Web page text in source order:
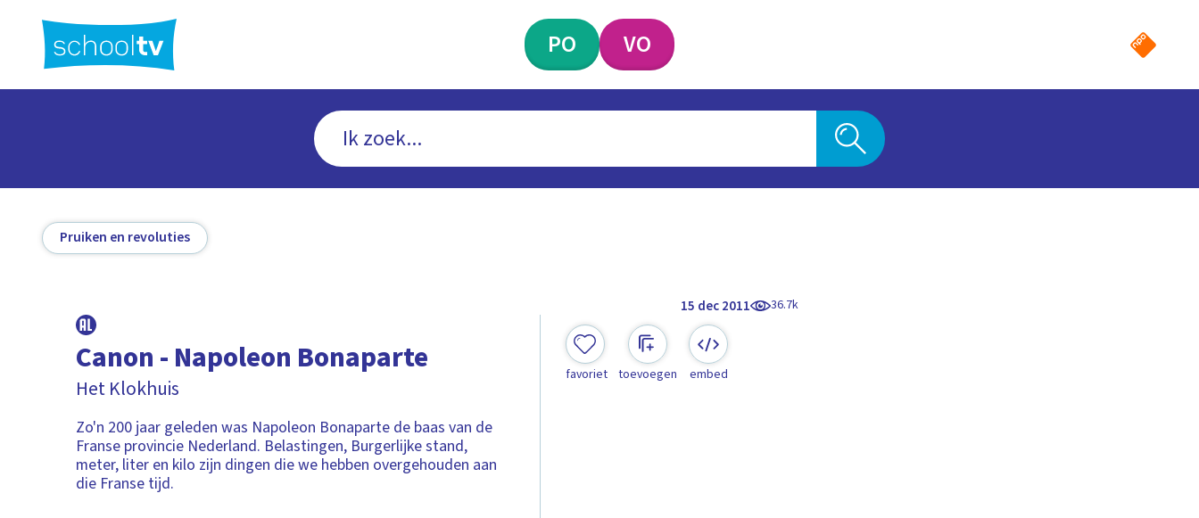
hoofdinhoud
PO VO
Pruiken en revoluties
15 dec 2011 36.7k
Canon - Napoleon Bonaparte
Het Klokhuis
Zo'n 200 jaar geleden was Napoleon Bonaparte de baas van de
Franse provincie Nederland. Belastingen, Burgerlijke stand,
meter, liter en kilo zijn dingen die we hebben overgehouden aan
die Franse tijd.
favoriet toevoegen embed